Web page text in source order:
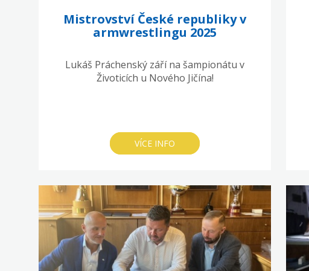
Mistrovství České republiky v
armwrestlingu 2025
Lukáš Práchenský září na šampionátu v
Životicích u Nového Jičína!
VÍCE INFO